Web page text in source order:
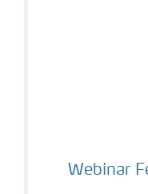
Webinar